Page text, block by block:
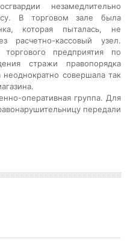
незамедлительно
В торговом зале была
которая пыталась, не
расчетно-кассовый узел.
предприятия по
стражи правопорядка
совершала так
оперативная группа. Для
передали